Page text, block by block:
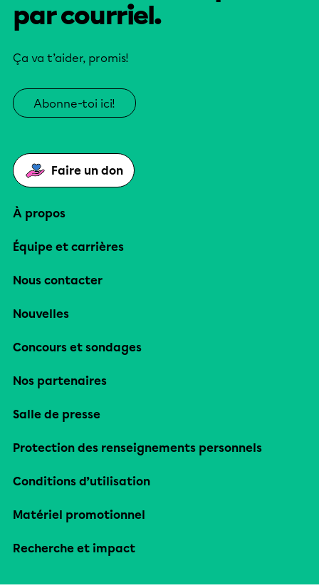
par courriel.
Ça va t’aider, promis!
Abonne-toi ici!
Faire un don
À propos
Équipe et carrières
Nous contacter
Nouvelles
Concours et sondages
Nos partenaires
Salle de presse
Protection des renseignements personnels
Conditions d’utilisation
Matériel promotionnel
Recherche et impact